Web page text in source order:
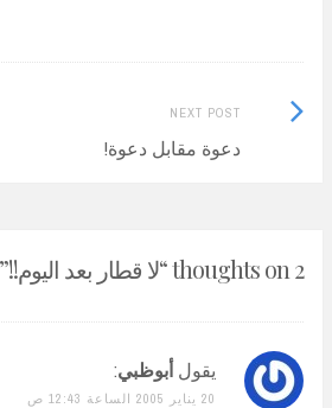
NEXT POST
دعوة مقابل دعوة!
Next
Post:
2 thoughts on “ لا قطار بعد اليوم!!”
يقول أبوظبي:
20 يناير 2005 الساعة 12:43 ص